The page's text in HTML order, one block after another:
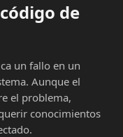
de
un fallo en un
Aunque el
el problema,
conocimientos